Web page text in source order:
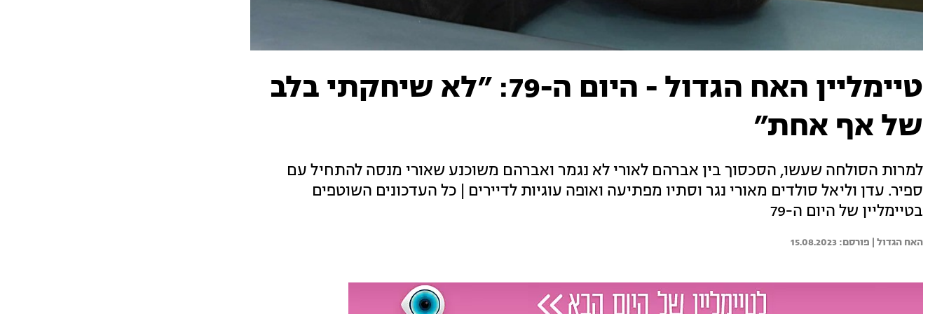
טיימליין האח הגדול - היום ה-79: ״לא שיחקתי בלב
של אף אחת״
למרות הסולחה שעשו, הסכסוך בין אברהם לאורי לא נגמר ואברהם משוכנע שאורי מנסה להתחיל עם
ספיר. עדן וליאל סולדים מאורי נגר וסתיו מפתיעה ואופה עוגיות לדיירים | כל העדכונים השוטפים
בטיימליין של היום ה-79
האח הגדול | 15.08.2023